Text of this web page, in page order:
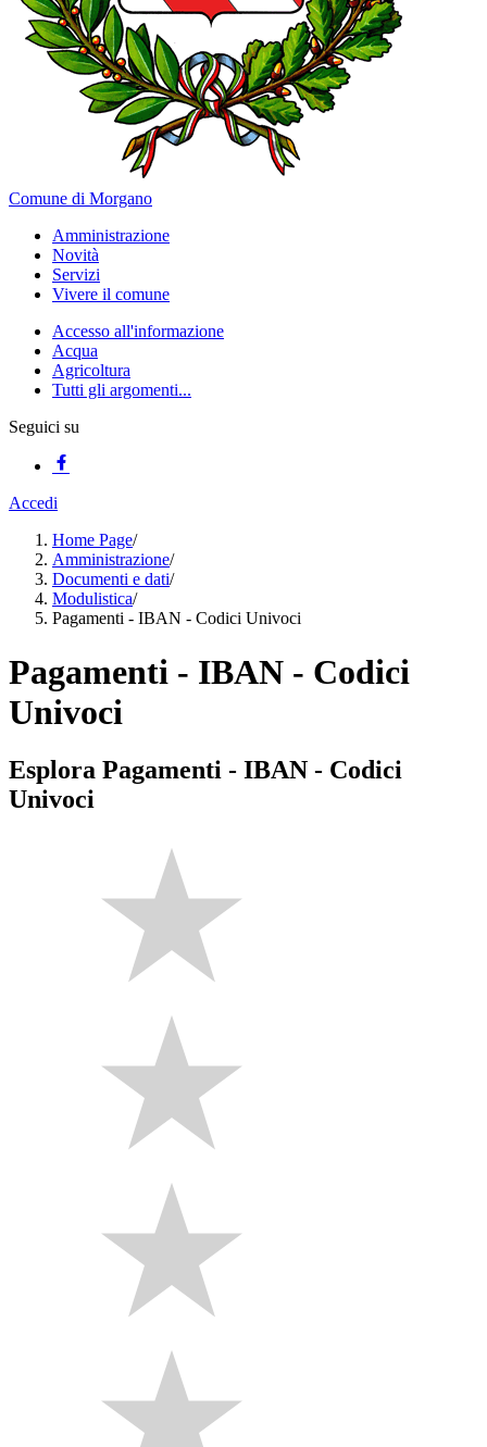
Comune di Morgano
Amministrazione
Novità
Servizi
Vivere il comune
Accesso all'informazione
Acqua
Agricoltura
Tutti gli argomenti...
Seguici su
Accedi
Home Page/
Amministrazione/
Documenti e dati/
Modulistica/
Pagamenti - IBAN - Codici Univoci
Pagamenti - IBAN - Codici
Univoci
Esplora Pagamenti - IBAN - Codici
Univoci